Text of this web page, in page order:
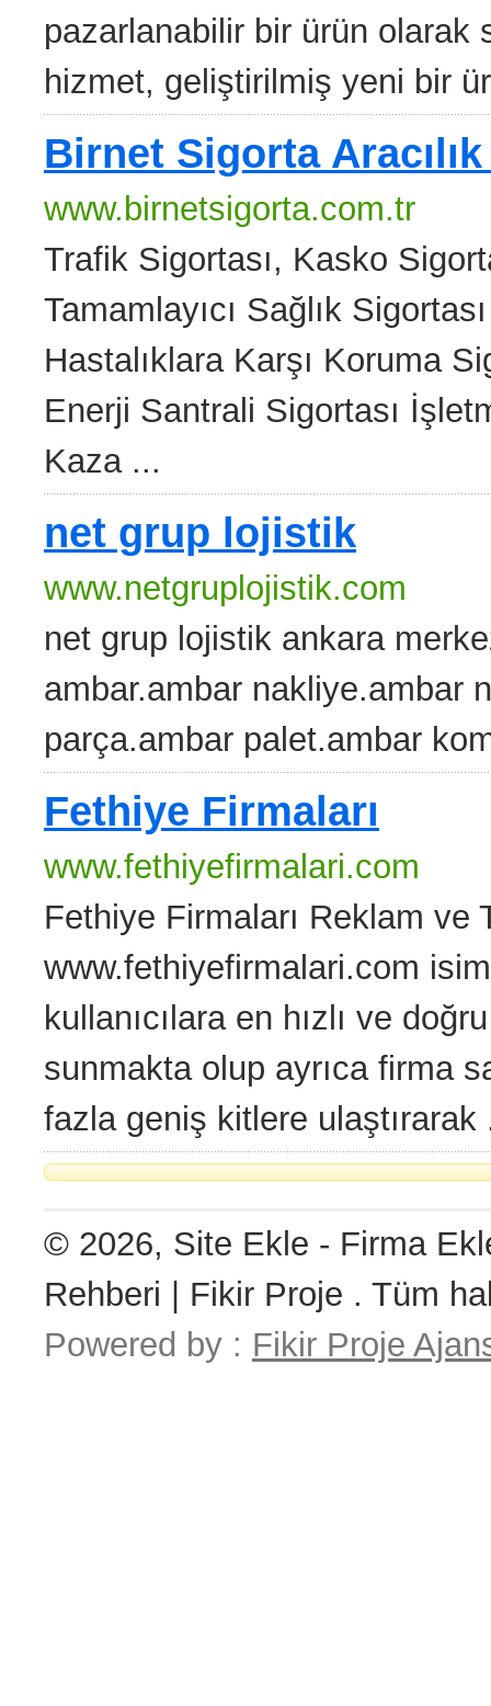
pazarlanabilir bir ürün olarak
hizmet, geliştirilmiş yeni bir
Birnet Sigorta
www.birnetsigorta.com.tr
Trafik Sigortası, Kasko
Tamamlayıcı Sağlık
Hastalıklara Karşı Koruma
Enerji Santrali Sigortası
Kaza ...
net grup lojistik
www.netgruplojistik.com
net grup lojistik ankara
ambar.ambar nakliye.ambar
parça.ambar palet.ambar
Fethiye Firmaları
www.fethiyefirmalari.com
Fethiye Firmaları Reklam ve
www.fethiyefirmalari.com
kullanıcılara en hızlı ve
sunmakta olup ayrıca firma
fazla geniş kitlere ulaştırarak
© 2026, Site Ekle - Firma
Rehberi | Fikir Proje . Tüm
Powered by : Fikir Proje